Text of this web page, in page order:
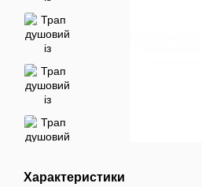
Характеристики